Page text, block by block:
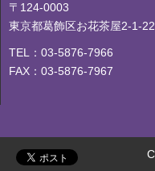
〒124-0003
東京都葛飾区お花茶屋2-1-
TEL：03-5876-7966
FAX：03-5876-7967